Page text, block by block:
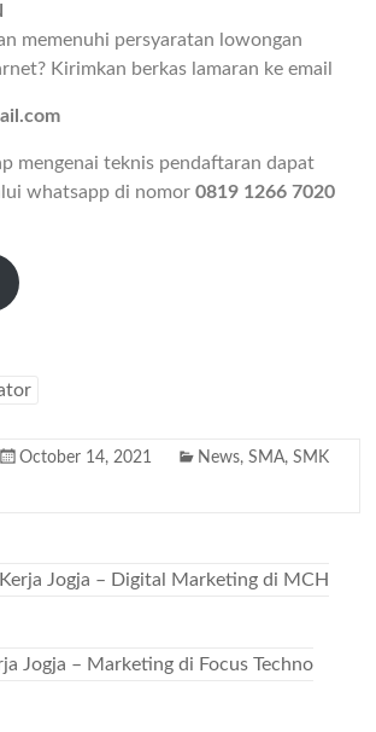
memenuhi persyaratan lowongan
Kirimkan berkas lamaran ke email
mengenai teknis pendaftaran dapat
whatsapp di nomor0819 1266 7020
October 14, 2021 News,SMA,SMK
Jogja – Digital Marketing di MCH
Jogja – Marketing di Focus Techno